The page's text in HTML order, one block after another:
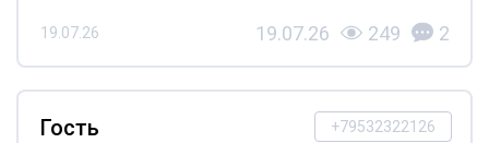
19.07.26 19.07.26 249 2
+79532322126
Гость